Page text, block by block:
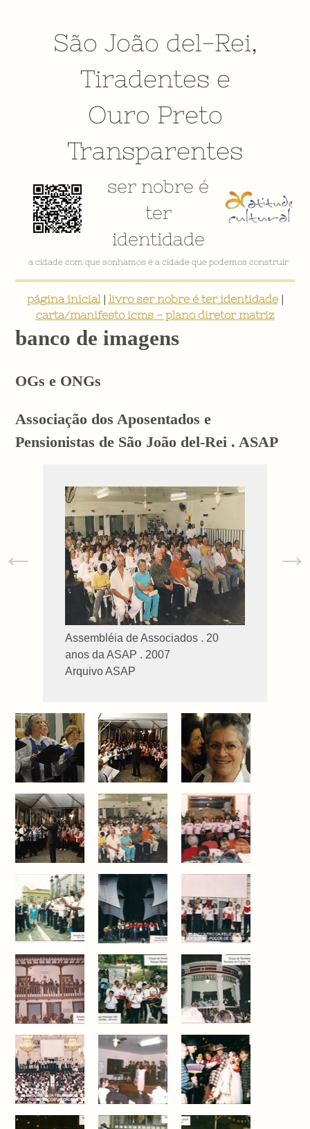
São João del-Rei,
Tiradentes e
Ouro Preto
Transparentes
ser nobre é
ter
identidade
VÍDEO INSTITUCIONAL
página inicial| livro ser nobre é ter identidade|
carta/manifesto icms - plano diretor matriz
banco de imagens
OGs e ONGs
Associação dos Aposentados e
Pensionistas de São João del-Rei . ASAP
Assembléia de Associados . 20
anos da ASAP . 2007
Arquivo ASAP
← →